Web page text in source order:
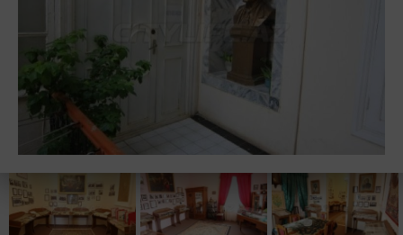
Музей расположен на ул.Верхний Нагорный, в одной из
квартир здания где в своё время жили литератор и его семья.